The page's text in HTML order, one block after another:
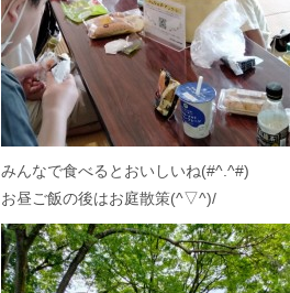
みんなで食べるとおいしいね(#^.^#)
お昼ご飯の後はお庭散策(^▽^)/